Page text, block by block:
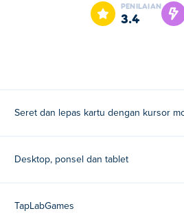
PENILAIAN
3.4
Seret dan lepas kartu dengan kursor
Desktop, ponsel dan tablet
TapLabGames